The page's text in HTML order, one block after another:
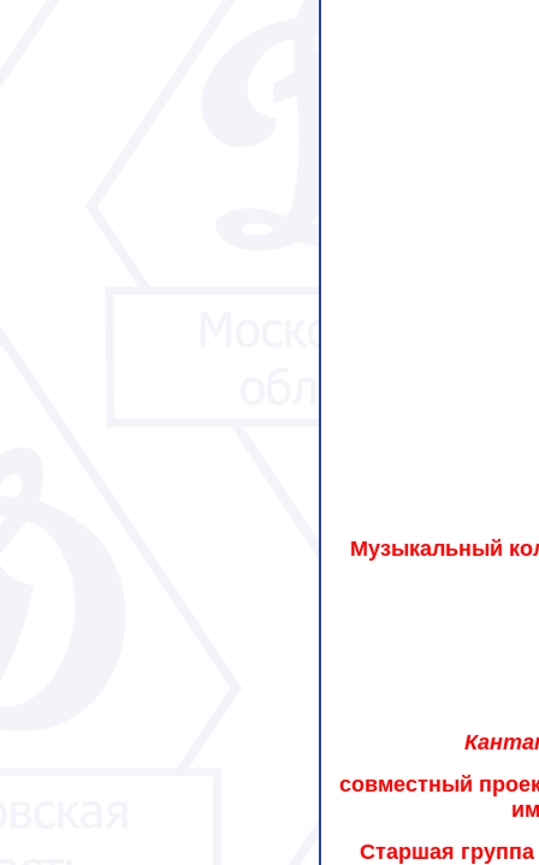
Музыкальный
совместный
Старшая